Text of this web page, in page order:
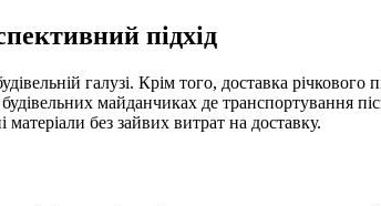
підхід
галузі. Крім того, доставка
майданчиках де транспортування
без зайвих витрат на доставку.